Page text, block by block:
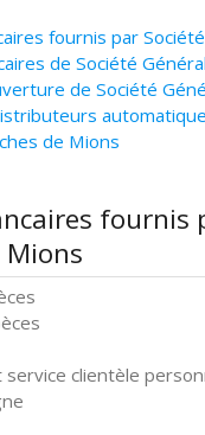
fournis par
de Société
de Société
de Mions
fournis
Mions
clientèle